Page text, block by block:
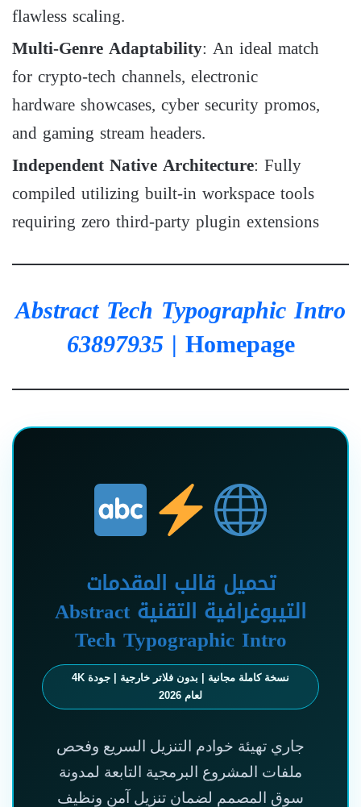
flawless scaling.
Multi-Genre Adaptability: An ideal match
for crypto-tech channels, electronic
hardware showcases, cyber security promos,
and gaming stream headers.
Independent Native Architecture: Fully
compiled utilizing built-in workspace tools
requiring zero third-party plugin extensions
Abstract Tech Typographic Intro
63897935| Homepage
تحميل قالب المقدمات
التيبوغرافية التقنية Abstract
Tech Typographic Intro
نسخة كاملة مجانية | بدون فلاتر خارجية | جودة 4K
لعام 2026
جاري تهيئة خوادم التنزيل السريع وفحص
ملفات المشروع البرمجية التابعة لمدونة
سوق المصمم لضمان تنزيل آمن ونظيف